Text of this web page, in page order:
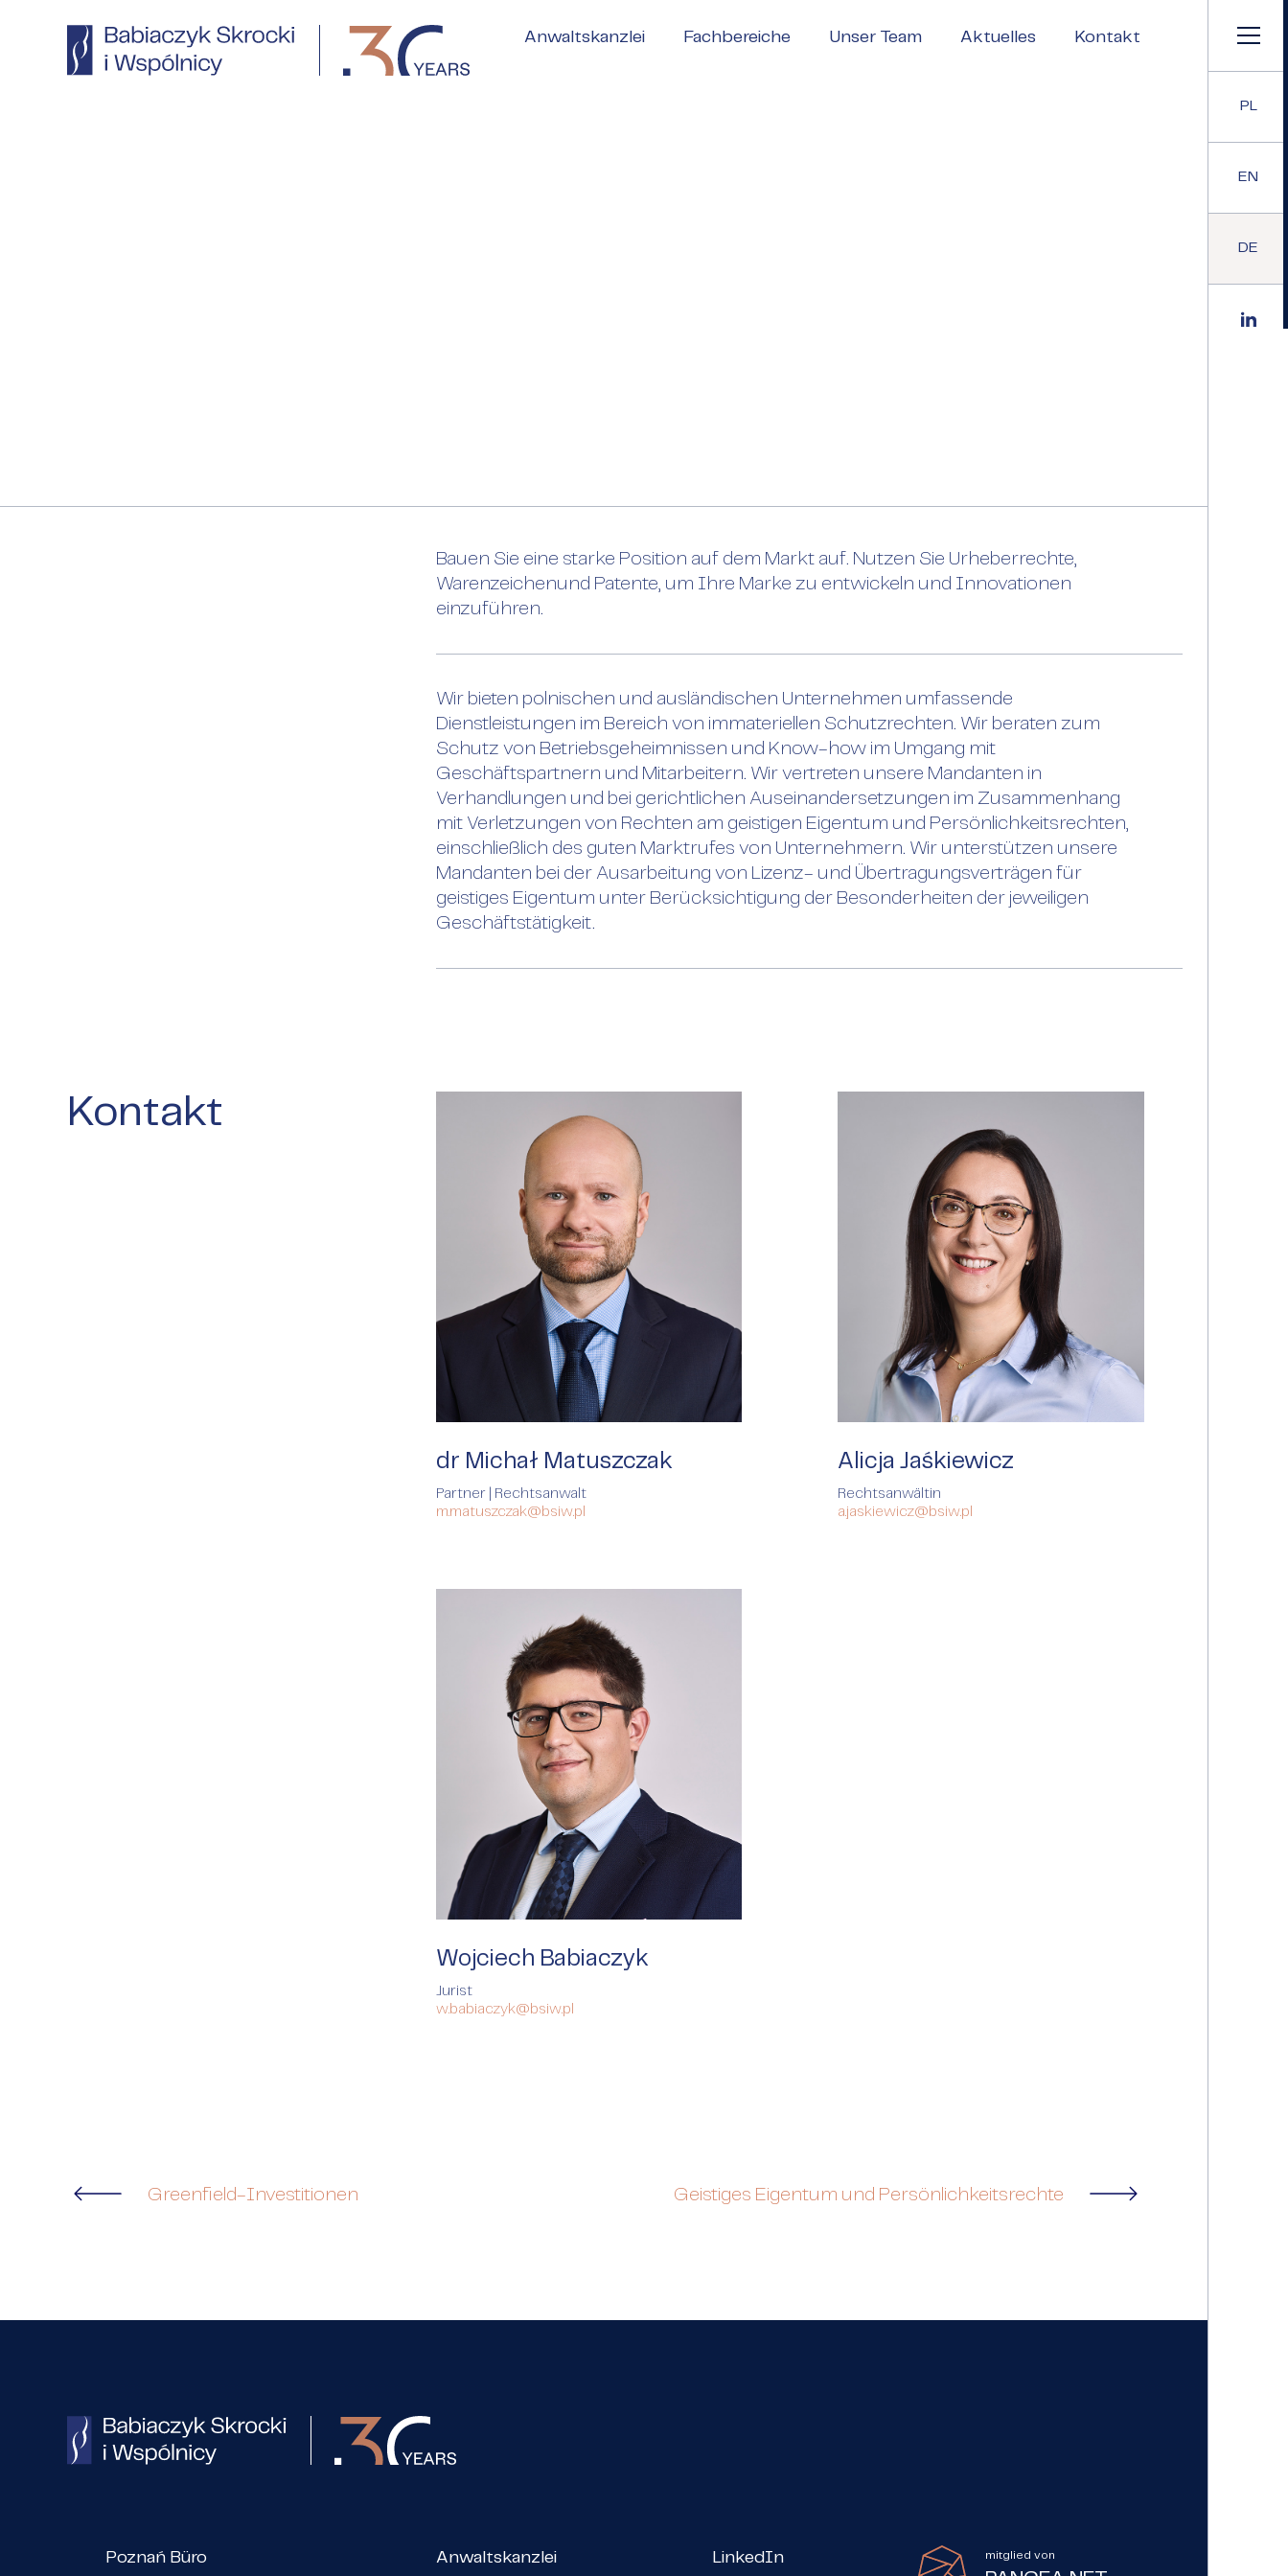
Anwaltskanzlei Fachbereiche Unser Team Aktuelles Kontakt
PL
EN
DE
Schutz personenbezogener
Bauen Sie eine starke Position auf dem Markt auf. Nutzen Sie Urheberrechte,
Warenzeichenund Patente, um Ihre Marke zu entwickeln und Innovationen
einzuführen.
Wir bieten polnischen und ausländischen Unternehmen umfassende
Dienstleistungen im Bereich von immateriellen Schutzrechten. Wir beraten zum
Schutz von Betriebsgeheimnissen und Know-how im Umgang mit
Geschäftspartnern und Mitarbeitern. Wir vertreten unsere Mandanten in
Verhandlungen und bei gerichtlichen Auseinandersetzungen im Zusammenhang
mit Verletzungen von Rechten am geistigen Eigentum und Persönlichkeitsrechten,
einschließlich des guten Marktrufes von Unternehmern. Wir unterstützen unsere
Mandanten bei der Ausarbeitung von Lizenz- und Übertragungsverträgen für
geistiges Eigentum unter Berücksichtigung der Besonderheiten der jeweiligen
Geschäftstätigkeit.
Kontakt
dr Michał Matuszczak
Partner | Rechtsanwalt
m.matuszczak@bsiw.pl
Alicja Jaśkiewicz
Rechtsanwältin
a.jaskiewicz@bsiw.pl
Wojciech Babiaczyk
Jurist
w.babiaczyk@bsiw.pl
Greenfield-Investitionen Geistiges Eigentum und Persönlichkeitsrechte
Poznań Büro
Anwaltskanzlei
LinkedIn mitglied von